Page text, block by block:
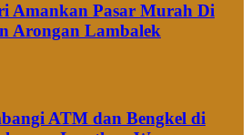
Amankan Pasar Murah Di
Arongan Lambalek
ATM dan Bengkel di